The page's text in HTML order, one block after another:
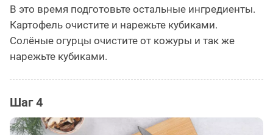
В это время подготовьте остальные ингредиенты.
Картофель очистите и нарежьте кубиками.
Солёные огурцы очистите от кожуры и так же
нарежьте кубиками.
Шаг 4